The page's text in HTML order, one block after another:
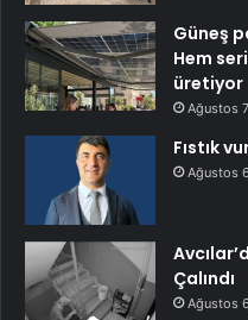
Güneş
Hem
üretiyor
Ağustos
Fıstık
Ağustos
Çalındı
Ağustos